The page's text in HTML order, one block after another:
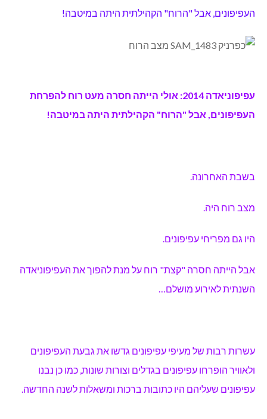
העפיפונים, אבל "הרוח" הקהילתית היתה במיטבה!
עפיפוניאדה 2014: אולי הייתה חסרה מעט רוח להפרחת
העפיפונים, אבל "הרוח" הקהילתית היתה במיטבה!
בשבת האחרונה.
מצב רוח היה.
היו גם מפריחי עפיפונים.
אבל הייתה חסרה "קצת" רוח על מנת להפוך את העפיפוניאדה
השנתית לאירוע מושלם…
עשרות רבות של מעיפי עפיפונים גדשו את גבעת העפיפונים
ולאוויר הופרחו עפיפונים בגדלים וצורות שונות, כמו כן נבנו
עפיפונים שעליהם היו כתובות ברכות ומשאלות לשנה החדשה.